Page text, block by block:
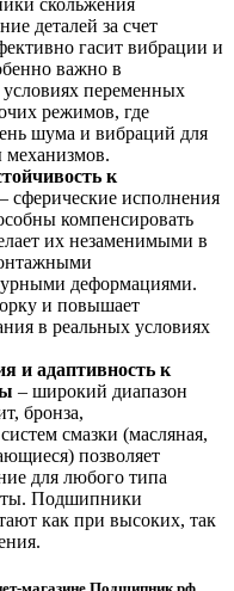
скольжения
деталей за счет
гасит вибрации и
важно в
переменных
режимов, где
шума и вибраций для
механизмов.
к
– сферические исполнения
компенсировать
их незаменимыми в
деформациями.
и повышает
в реальных условиях
и адаптивность к
– широкий диапазон
бронза,
смазки (масляная,
позволяет
для любого типа
Подшипники
как при высоких, так